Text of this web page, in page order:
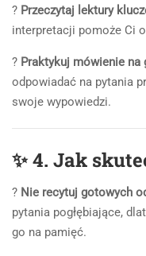
? Przeczytaj lektury
interpretacji pomoże Ci
? Praktykuj mówienie na
odpowiadać na pytania
swoje wypowiedzi.
✨4. Jak
? Nie recytuj gotowych
pytania pogłębiające,
go na pamięć.